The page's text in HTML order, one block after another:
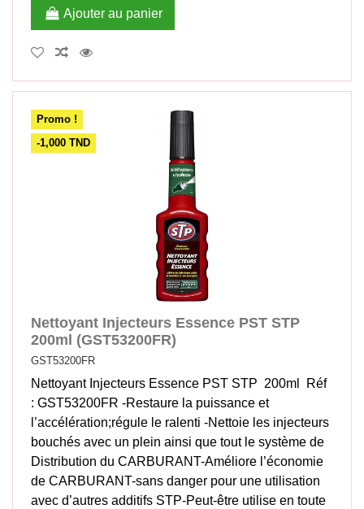
Ajouter au panier
Promo !
-1,000 TND
Nettoyant Injecteurs Essence PST STP
200ml (GST53200FR)
GST53200FR
Nettoyant Injecteurs Essence PST STP 200ml Réf
: GST53200FR -Restaure la puissance et
l’accélération;régule le ralenti -Nettoie les injecteurs
bouchés avec un plein ainsi que tout le système de
Distribution du CARBURANT-Améliore l’économie
de CARBURANT-sans danger pour une utilisation
avec d’autres additifs STP-Peut-être utilise en toute